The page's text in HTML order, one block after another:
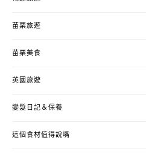
苗栗旅遊
苗栗美食
英國旅遊
變髮日記＆保養
這個食材值得說嘴